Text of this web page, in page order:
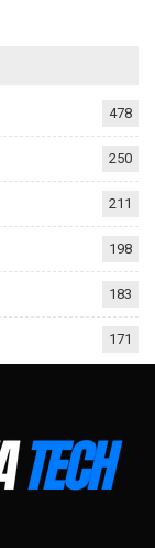
478
250
211
198
183
171